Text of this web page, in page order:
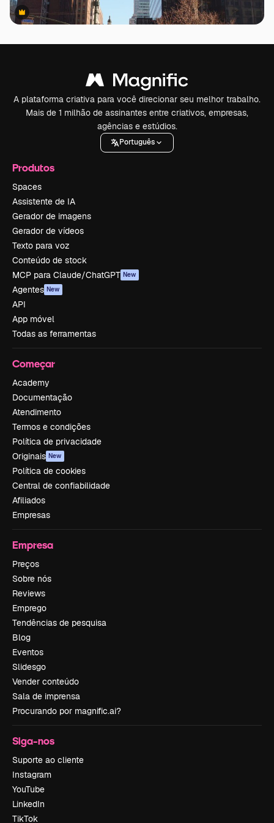
Premium
Premium
A plataforma criativa para você direcionar seu melhor trabalho.
Mais de 1 milhão de assinantes entre criativos, empresas,
agências e estúdios.
Português
Produtos
Spaces
Assistente de IA
Gerador de imagens
Gerador de vídeos
Texto para voz
Conteúdo de stock
MCP para Claude/ChatGPT New
Agentes New
API
App móvel
Todas as ferramentas
Começar
Academy
Documentação
Atendimento
Termos e condições
Política de privacidade
Originais New
Política de cookies
Central de confiabilidade
Afiliados
Empresas
Empresa
Preços
Sobre nós
Reviews
Emprego
Tendências de pesquisa
Blog
Eventos
Slidesgo
Vender conteúdo
Sala de imprensa
Procurando por magnific.ai?
Siga-nos
Suporte ao cliente
Instagram
YouTube
LinkedIn
TikTok